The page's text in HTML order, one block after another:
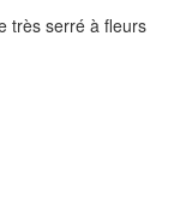
très serré à fleurs